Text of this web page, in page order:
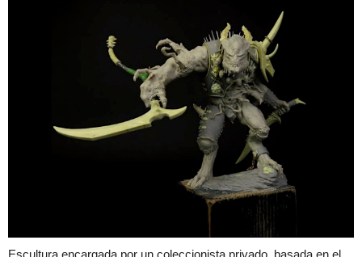
Escultura encargada por un coleccionista privado, basada en el